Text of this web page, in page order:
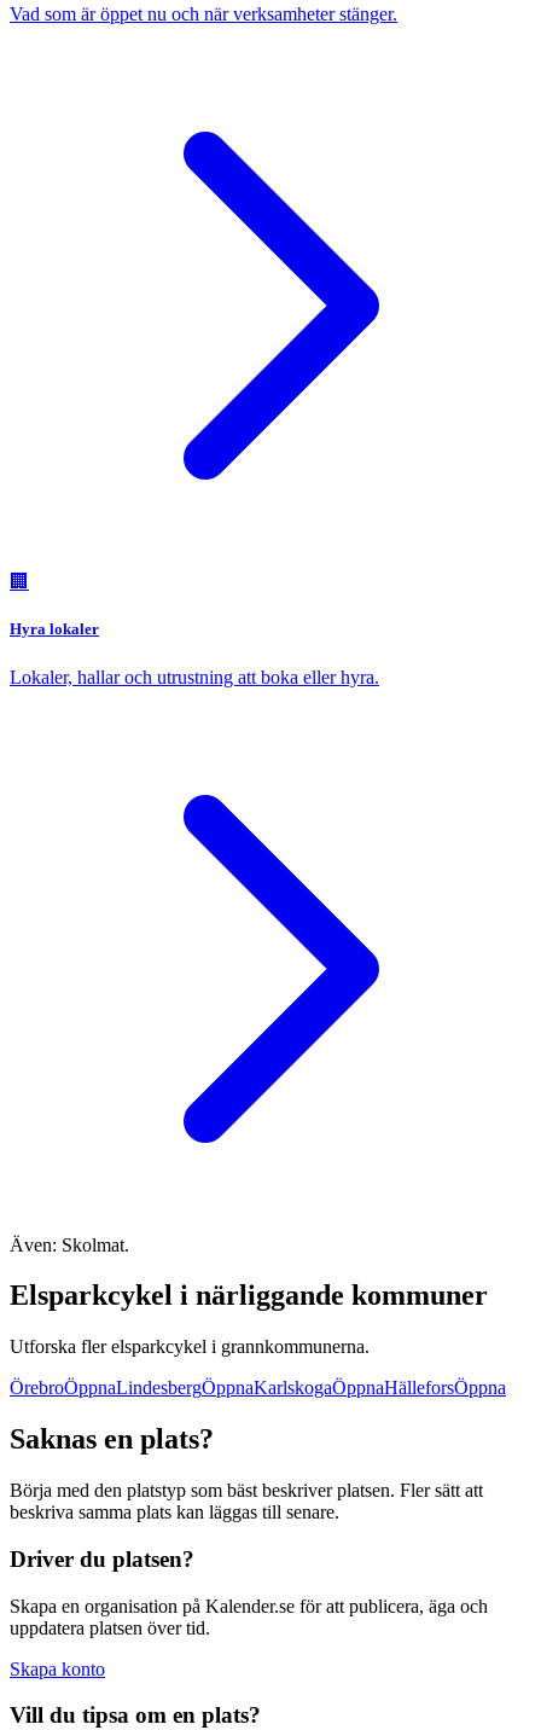
Vad som är öppet nu och när verksamheter stänger.
🏢
Hyra lokaler
Lokaler, hallar och utrustning att boka eller hyra.
Även: Skolmat.
Elsparkcykel i närliggande kommuner
Utforska fler elsparkcykel i grannkommunerna.
ÖrebroÖppnaLindesbergÖppnaKarlskogaÖppnaHälleforsÖppna
Saknas en plats?
Börja med den platstyp som bäst beskriver platsen. Fler sätt att
beskriva samma plats kan läggas till senare.
Driver du platsen?
Skapa en organisation på Kalender.se för att publicera, äga och
uppdatera platsen över tid.
Skapa konto
Vill du tipsa om en plats?